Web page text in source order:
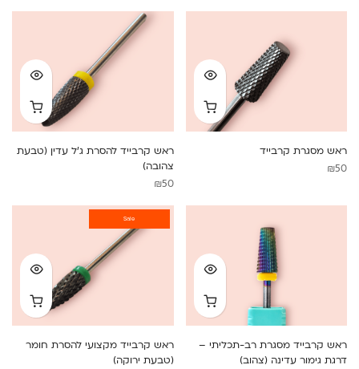
ראש מסגרת קרבייד
₪50
ראש קרבייד להסרת ג’ל עדין (טבעת
צהובה)
₪50
ראש קרבייד מסגרת רב-תכליתי –
דרגת גימור עדינה (צהוב)
Sale
ראש קרבייד מקצועי להסרת חומר
(טבעת ירוקה)